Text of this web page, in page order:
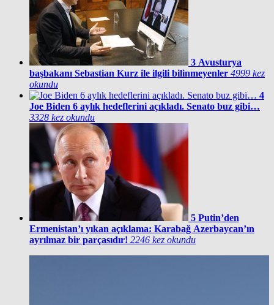
3 Avusturya
başbakanı Sebastian Kurz ile ilgili bilinmeyenler 4999 kez
okundu
4
Joe Biden 6 aylık hedeflerini açıkladı. Senato buz gibi…
3328 kez okundu
5 Putin’den
Ermenistan’ı yıkan açıklama: Karabağ Azerbaycan’ın
ayrılmaz bir parçasıdır! 2246 kez okundu